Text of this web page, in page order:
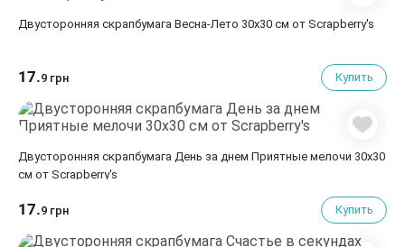
Двусторонняя скрапбумага Весна-Лето 30х30 см от Scrapberry's
17.9 грн Купить
Двусторонняя скрапбумага День за днем Приятные мелочи 30х30
см от Scrapberry's
17.9 грн Купить